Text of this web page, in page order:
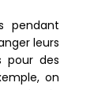
pendant
leurs
pour des
on